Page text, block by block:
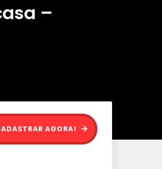
–
AGORA!